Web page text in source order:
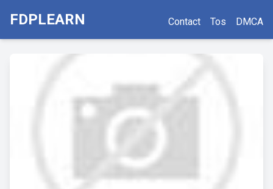
FDPLEARN Contact Tos DMCA